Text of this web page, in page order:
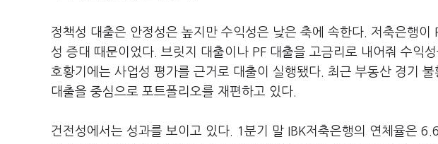
정책성 대출은 안정성은 높지만 수익성은 낮은 축에 속한다. 저축은행이
성 증대 때문이었다. 브릿지 대출이나 PF 대출을 고금리로 내어줘 수익
호황기에는 사업성 평가를 근거로 대출이 실행됐다. 최근 부동산 경기
대출을 중심으로 포트폴리오를 재편하고 있다.
건전성에서는 성과를 보이고 있다. 1분기 말 IBK저축은행의 연체율은